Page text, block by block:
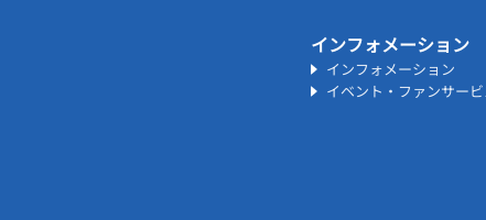
インフォメーション
インフォメーション
イベント・ファンサービ